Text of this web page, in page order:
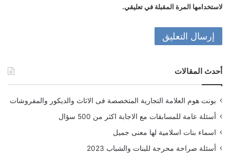
لاستخدامها المرة المقبلة في تعليقي.
أحدث المقالات
بونت هوم العلامة التجارية المتخصصة فى الاثاث والديكور والمفروشات
أسئلة عامة للمسابقات مع الاجابة اكثر من 500 سؤال
اسماء بنات اسلامية لها معنى جميل
أسئلة صراحة محرجة للبنات والشباب 2023